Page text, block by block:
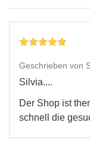
Geschrieben von
Silvia....
Der Shop ist
schnell die